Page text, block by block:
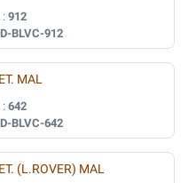
: 912
BLVC-912
MAL
: 642
BLVC-642
(L.ROVER) MAL